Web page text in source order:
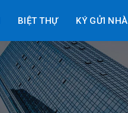
BIỆT THỰ KÝ GỬI NHÀ